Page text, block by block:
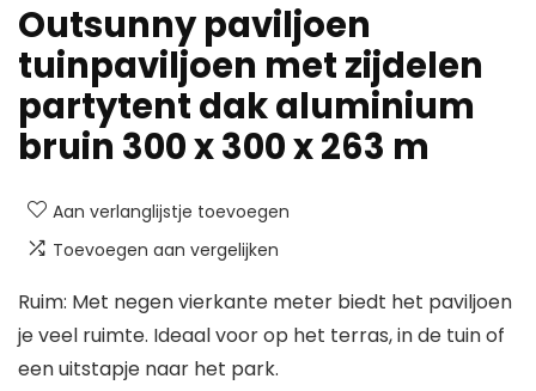
Outsunny paviljoen
tuinpaviljoen met zijdelen
partytent dak aluminium
bruin 300 x 300 x 263 m
Aan verlanglijstje toevoegen
Toevoegen aan vergelijken
Ruim: Met negen vierkante meter biedt het paviljoen
je veel ruimte. Ideaal voor op het terras, in de tuin of
een uitstapje naar het park.